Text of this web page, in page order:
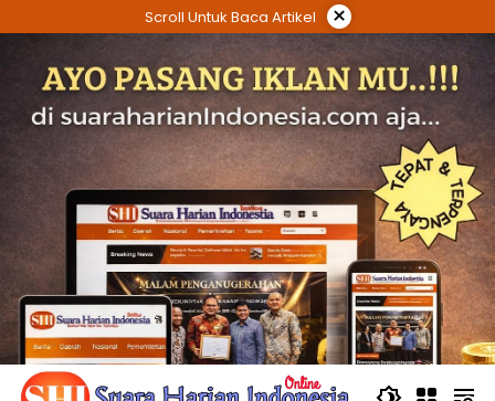
ke
Scroll Untuk Baca Artikel ×